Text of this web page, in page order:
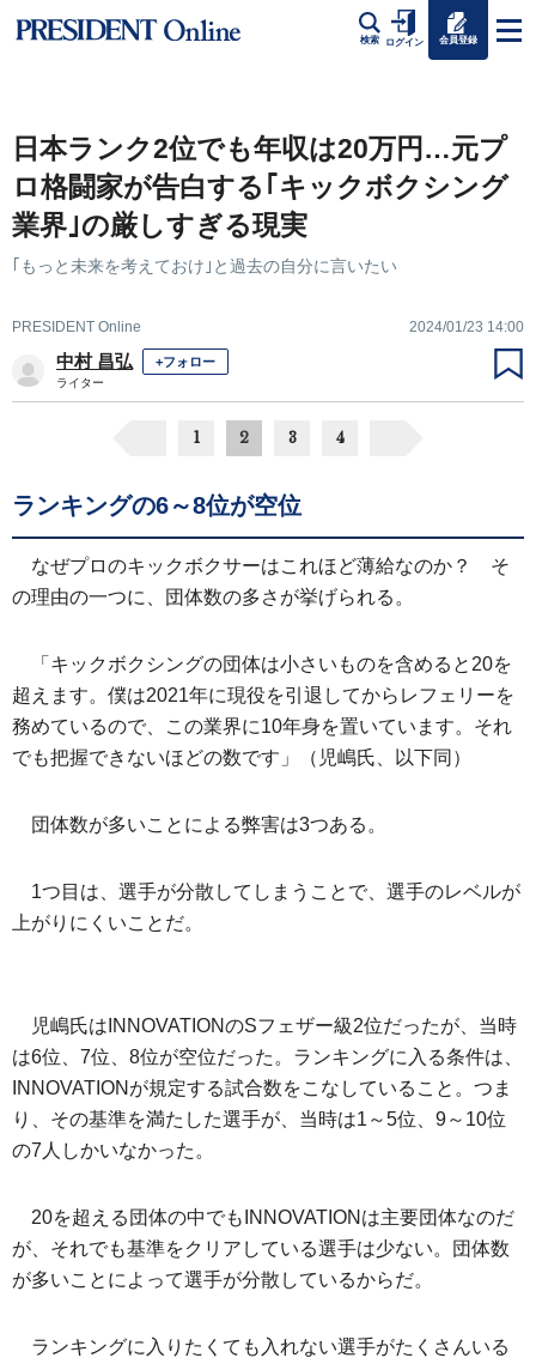
検索 ログイン 会員登録
日本ランク2位でも年収は20万円…元プ
ロ格闘家が告白する｢キックボクシング
業界｣の厳しすぎる現実
｢もっと未来を考えておけ｣と過去の自分に言いたい
PRESIDENT Online 2024/01/23 14:00
中村 昌弘 +フォロー
ライター
1 2 3 4
ランキングの6～8位が空位
なぜプロのキックボクサーはこれほど薄給なのか？ そ
の理由の一つに、団体数の多さが挙げられる。
「キックボクシングの団体は小さいものを含めると20を
超えます。僕は2021年に現役を引退してからレフェリーを
務めているので、この業界に10年身を置いています。それ
でも把握できないほどの数です」（児嶋氏、以下同）
団体数が多いことによる弊害は3つある。
1つ目は、選手が分散してしまうことで、選手のレベルが
上がりにくいことだ。
児嶋氏はINNOVATIONのSフェザー級2位だったが、当時
は6位、7位、8位が空位だった。ランキングに入る条件は、
INNOVATIONが規定する試合数をこなしていること。つま
り、その基準を満たした選手が、当時は1～5位、9～10位
の7人しかいなかった。
20を超える団体の中でもINNOVATIONは主要団体なのだ
が、それでも基準をクリアしている選手は少ない。団体数
が多いことによって選手が分散しているからだ。
ランキングに入りたくても入れない選手がたくさんいる